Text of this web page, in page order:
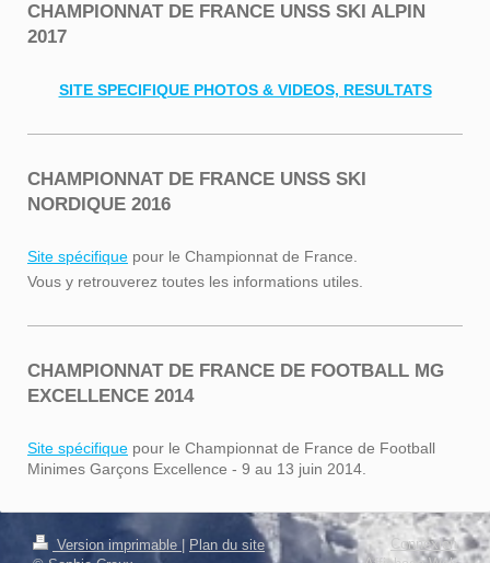
CHAMPIONNAT DE FRANCE UNSS SKI ALPIN
2017
SITE SPECIFIQUE PHOTOS & VIDEOS, RESULTATS
CHAMPIONNAT DE FRANCE UNSS SKI
NORDIQUE 2016
Site spécifique pour le Championnat de France.
Vous y retrouverez toutes les informations utiles.
CHAMPIONNAT DE FRANCE DE FOOTBALL MG
EXCELLENCE 2014
Site spécifique pour le Championnat de France de Football
Minimes Garçons Excellence - 9 au 13 juin 2014.
Version imprimable
Plan du site
Connexion